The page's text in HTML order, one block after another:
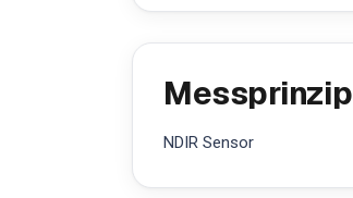
Messprinzip
NDIR Sensor